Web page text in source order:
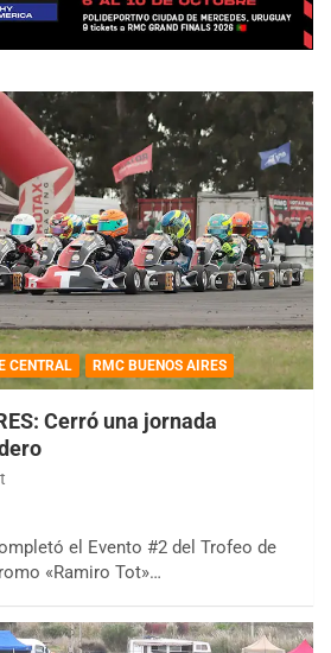
CENTRAL RMC BUENOS AIRES
Cerró una jornada
el Evento #2 del Trofeo de
«Ramiro Tot»…